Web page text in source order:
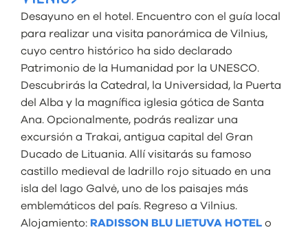
Desayuno en el hotel. Encuentro con el guía local
para realizar una visita panorámica de Vilnius,
cuyo centro histórico ha sido declarado
Patrimonio de la Humanidad por la UNESCO.
Descubrirás la Catedral, la Universidad, la Puerta
del Alba y la magnífica iglesia gótica de Santa
Ana. Opcionalmente, podrás realizar una
excursión a Trakai, antigua capital del Gran
Ducado de Lituania. Allí visitarás su famoso
castillo medieval de ladrillo rojo situado en una
isla del lago Galvė, uno de los paisajes más
emblemáticos del país. Regreso a Vilnius.
Alojamiento: RADISSON BLU LIETUVA HOTEL o